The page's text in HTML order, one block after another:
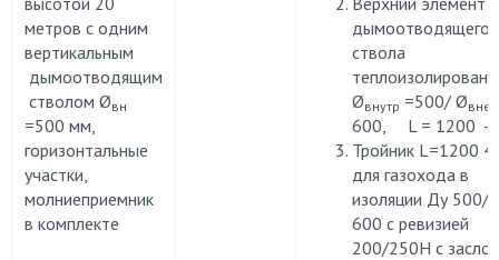
метров с одним
вертикальным
дымоотводящим
стволом Øвн
=500 мм,
горизонтальные
участки,
молниеприемник
в комплекте
дымоотводящего
ствола
Øвнутр =500/ Ø
600, L = 1200 -
Тройник L=1200
для газохода в
изоляции Ду 500/
600 с ревизией
200/250Н с